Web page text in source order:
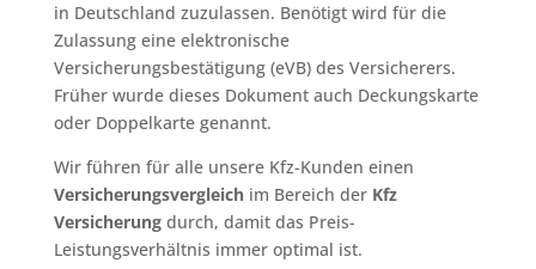
in Deutschland zuzulassen. Benötigt wird für die
Zulassung eine elektronische
Versicherungsbestätigung (eVB) des Versicherers.
Früher wurde dieses Dokument auch Deckungskarte
oder Doppelkarte genannt.
Wir führen für alle unsere Kfz-Kunden einen
Versicherungsvergleichim Bereich der Kfz
Versicherungdurch, damit das Preis-
Leistungsverhältnis immer optimal ist.